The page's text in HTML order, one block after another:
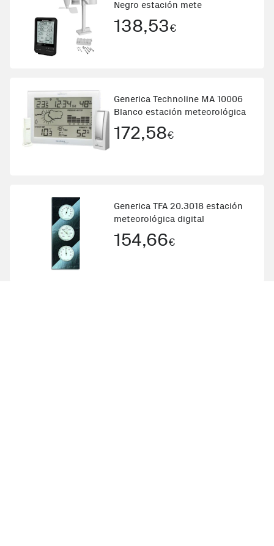
Negro estación mete
138,53€
Generica Technoline MA 10006
Blanco estación meteorológica
172,58€
Generica TFA 20.3018 estación
meteorológica digital
154,66€